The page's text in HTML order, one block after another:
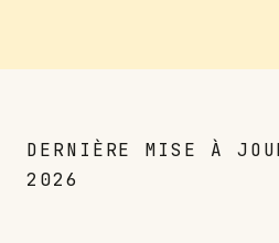
DERNIÈRE MISE À
2026